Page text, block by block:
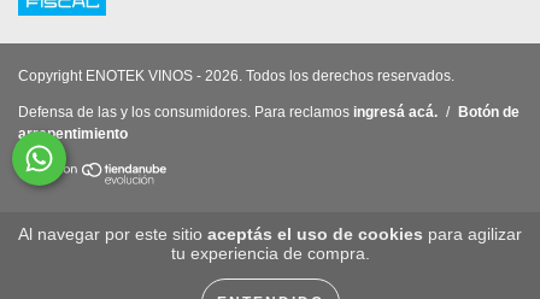
Al navegar por este sitio aceptás el uso de cookies para agilizar
tu experiencia de compra.
Copyright ENOTEK VINOS - 2026. Todos los derechos reservados.
Defensa de las y los consumidores. Para reclamos ingresá acá. / Botón de
arrepentimiento